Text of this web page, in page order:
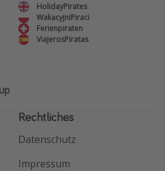
HolidayPirates
WakacyjniPiraci
Ferienpiraten
ViajerosPiratas
Rechtliches
Datenschutz
Impressum